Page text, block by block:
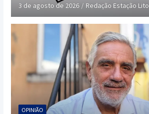
3 de agosto de 2026 Redação Estação
OPINIÃO